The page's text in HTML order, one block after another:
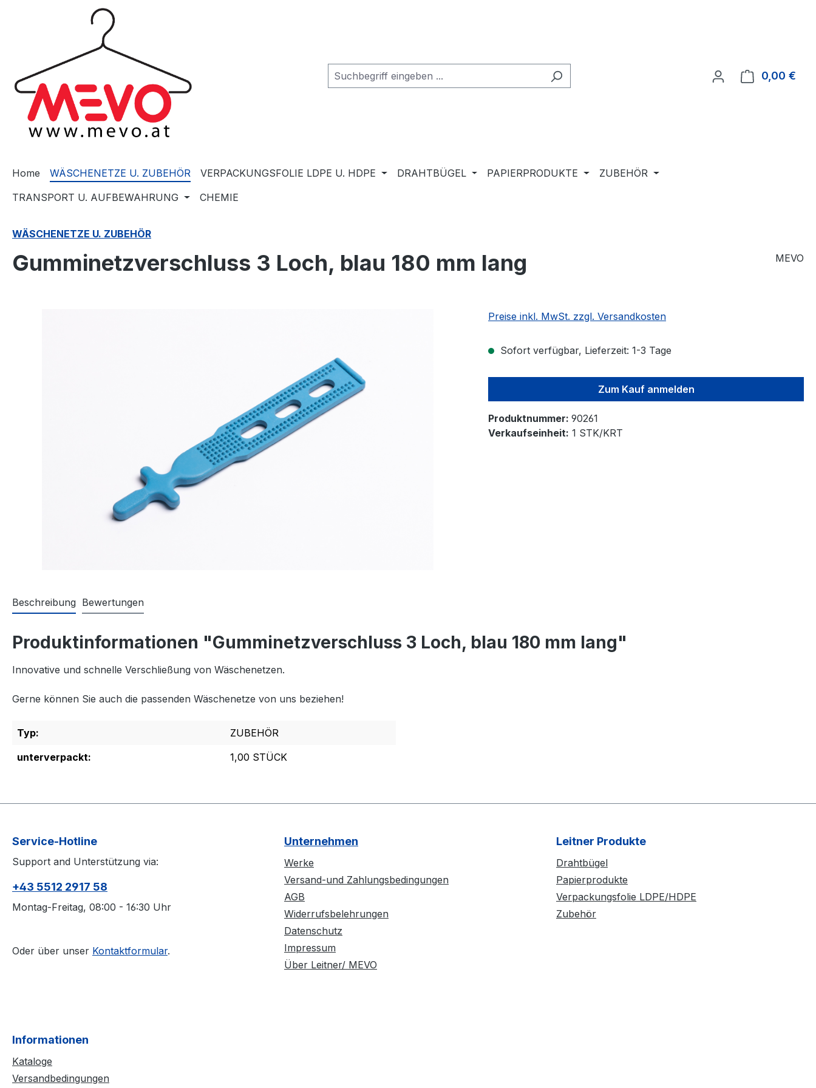
Zur Hauptnavigation springen
0,00 €
Home WÄSCHENETZE U. ZUBEHÖR VERPACKUNGSFOLIE LDPE U. HDPE DRAHTBÜGEL PAPIERPRODUKTE
ZUBEHÖR
TRANSPORT U. AUFBEWAHRUNG
CHEMIE
WÄSCHENETZE U. ZUBEHÖR
Gumminetzverschluss 3 Loch, blau 180 mm lang MEVO
Preise inkl. MwSt. zzgl. Versandkosten
Sofort verfügbar, Lieferzeit: 1-3 Tage
Zum Kauf anmelden
Produktnummer: 90261
Verkaufseinheit: 1 STK/KRT
Beschreibung Bewertungen
Produktinformationen "Gumminetzverschluss 3 Loch, blau 180 mm lang"
Innovative und schnelle Verschließung von Wäschenetzen.
Gerne können Sie auch die passenden Wäschenetze von uns beziehen!
Typ:
ZUBEHÖR
unterverpackt:
1,00 STÜCK
Service-Hotline
Support and Unterstützung via:
+43 5512 2917 58
Montag-Freitag, 08:00 - 16:30 Uhr
Oder über unser Kontaktformular.
Unternehmen
Werke
Versand-und Zahlungsbedingungen
AGB
Widerrufsbelehrungen
Datenschutz
Impressum
Über Leitner/ MEVO
Leitner Produkte
Drahtbügel
Papierprodukte
Verpackungsfolie LDPE/HDPE
Zubehör
Informationen
Kataloge
Versandbedingungen